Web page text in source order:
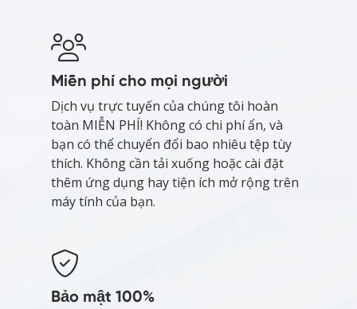
Miễn phí cho mọi người
Dịch vụ trực tuyến của chúng tôi hoàn
toàn MIỄN PHÍ! Không có chi phí ẩn, và
bạn có thể chuyển đổi bao nhiêu tệp tùy
thích. Không cần tải xuống hoặc cài đặt
thêm ứng dụng hay tiện ích mở rộng trên
máy tính của bạn.
Bảo mật 100%